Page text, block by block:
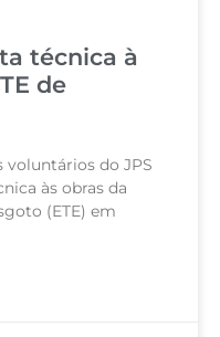
técnica à
de
voluntários do JPS
às obras da
(ETE) em